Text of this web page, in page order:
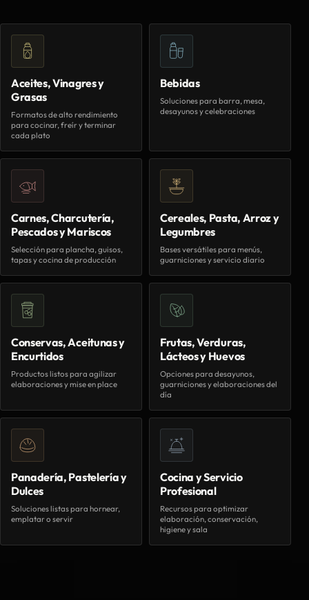
Aceites, Vinagres y
Grasas
Formatos de alto rendimiento
para cocinar, freír y terminar
cada plato
Bebidas
Soluciones para barra, mesa,
desayunos y celebraciones
Carnes, Charcutería,
Pescados y Mariscos
Selección para plancha, guisos,
tapas y cocina de producción
Cereales, Pasta, Arroz y
Legumbres
Bases versátiles para menús,
guarniciones y servicio diario
Conservas, Aceitunas y
Encurtidos
Productos listos para agilizar
elaboraciones y mise en place
Frutas, Verduras,
Lácteos y Huevos
Opciones para desayunos,
guarniciones y elaboraciones del
día
Panadería, Pastelería y
Dulces
Soluciones listas para hornear,
emplatar o servir
Cocina y Servicio
Profesional
Recursos para optimizar
elaboración, conservación,
higiene y sala